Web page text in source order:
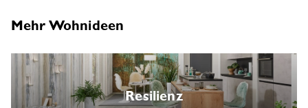
Mehr Wohnideen
Resilienz